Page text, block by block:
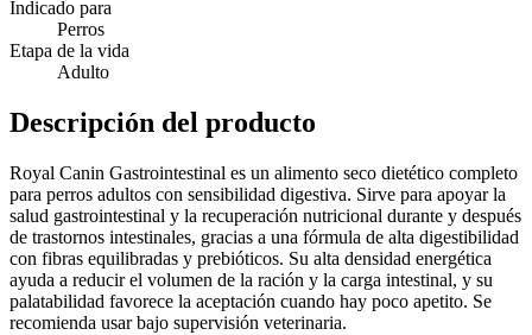
Indicado para
Perros
Etapa de la vida
Adulto
Descripción del producto
Royal Canin Gastrointestinal es un alimento seco dietético completo
para perros adultos con sensibilidad digestiva. Sirve para apoyar la
salud gastrointestinal y la recuperación nutricional durante y después
de trastornos intestinales, gracias a una fórmula de alta digestibilidad
con fibras equilibradas y prebióticos. Su alta densidad energética
ayuda a reducir el volumen de la ración y la carga intestinal, y su
palatabilidad favorece la aceptación cuando hay poco apetito. Se
recomienda usar bajo supervisión veterinaria.